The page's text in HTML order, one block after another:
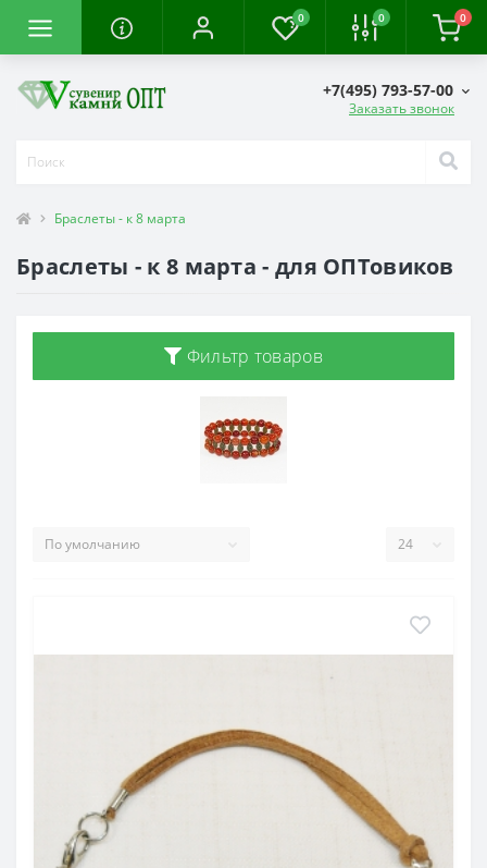
0 0 0
+7(495) 793-57-00
Заказать звонок
Браслеты - к 8 марта
Браслеты - к 8 марта - для ОПТовиков
Фильтр товаров